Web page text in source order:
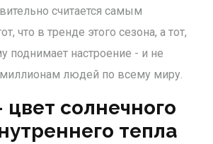
считается самым
что в тренде этого сезона, а тот,
поднимает настроение - и не
миллионам людей по всему миру.
солнечного
тепла